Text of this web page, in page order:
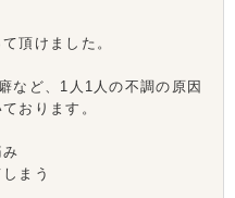
頂けました。
など、1人1人の不調の原因
おります。
まう